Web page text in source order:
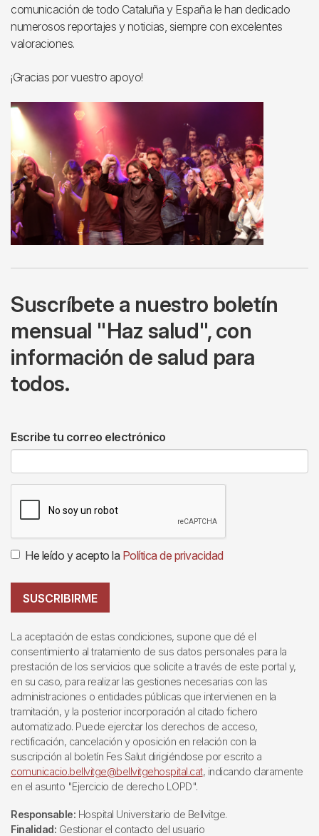
comunicación de todo Cataluña y España le han dedicado
numerosos reportajes y noticias, siempre con excelentes
valoraciones.
¡Gracias por vuestro apoyo!
Suscríbete a nuestro boletín
mensual "Haz salud", con
información de salud para
todos.
Escribe tu correo electrónico
He leído y acepto la Política de privacidad
SUSCRIBIRME
La aceptación de estas condiciones, supone que dé el
consentimiento al tratamiento de sus datos personales para la
prestación de los servicios que solicite a través de este portal y,
en su caso, para realizar las gestiones necesarias con las
administraciones o entidades públicas que intervienen en la
tramitación, y la posterior incorporación al citado fichero
automatizado. Puede ejercitar los derechos de acceso,
rectificación, cancelación y oposición en relación con la
suscripción al boletín Fes Salut dirigiéndose por escrito a
comunicacio.bellvitge@bellvitgehospital.cat, indicando claramente
en el asunto "Ejercicio de derecho LOPD".
Responsable: Hospital Universitario de Bellvitge.
Finalidad: Gestionar el contacto del usuario